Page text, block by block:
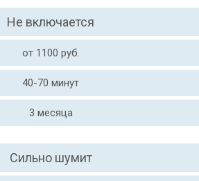
Не включается
от 1100 руб.
40-70 минут
3 месяца
Сильно шумит